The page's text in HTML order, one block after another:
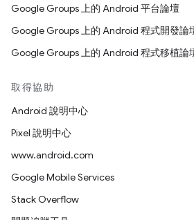
Google Groups 上的 Android 平台論壇
Google Groups 上的 Android 程式開發論
Google Groups 上的 Android 程式移植論
取得協助
Android 說明中心
Pixel 說明中心
www.android.com
Google Mobile Services
Stack Overflow